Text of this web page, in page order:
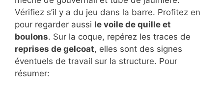
Vérifiez s’il y a du jeu dans la barre. Profitez en
pour regarder aussi le voile de quille et
boulons. Sur la coque, repérez les traces de
reprises de gelcoat, elles sont des signes
éventuels de travail sur la structure. Pour
résumer: